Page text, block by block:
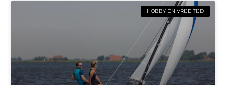
HOBBY EN VRIJE TIJD